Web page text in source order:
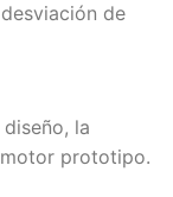
de
la
prototipo.